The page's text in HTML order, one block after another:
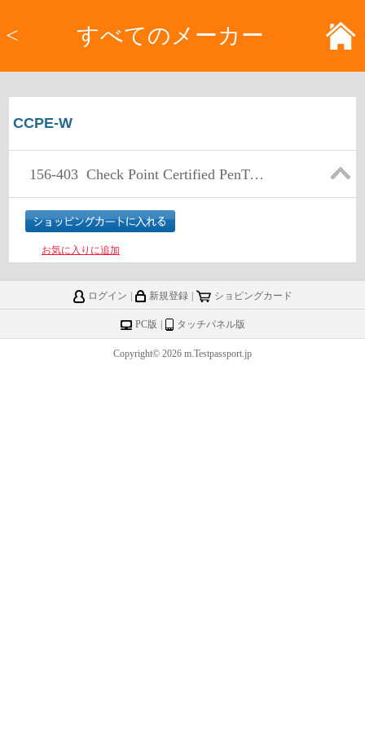
< すべてのメーカー
CCPE-W
156-403 Check Point Certified PenTesting Expert-Web Hacking (CCPE-W)
お気に入りに追加
ログイン 新規登録 ショピングカード
PC版 タッチパネル版
Copyright© 2026 m.Testpassport.jp